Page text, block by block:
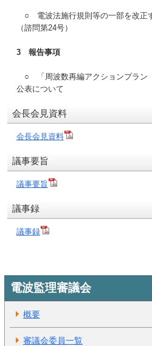
○ 電波法施行規則等の一部を改
（諮問第24号）
3 報告事項
○ 「周波数再編アクションプラン
公表について
会長会見資料
会長会見資料
議事要旨
議事要旨
議事録
議事録
電波監理審議会
概要
審議会委員一覧